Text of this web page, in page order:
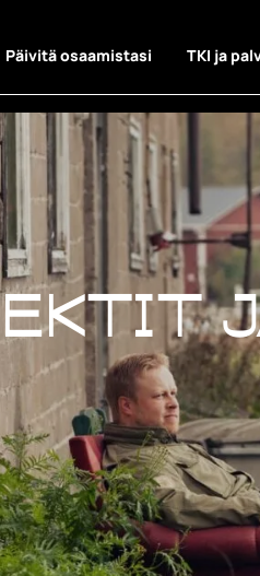
Päivitä osaamistasi TKI ja